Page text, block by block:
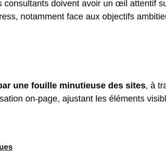
consultants doivent avoir un œil attentif
notamment face aux objectifs
une fouille minutieuse des sites, à
on-page, ajustant les éléments